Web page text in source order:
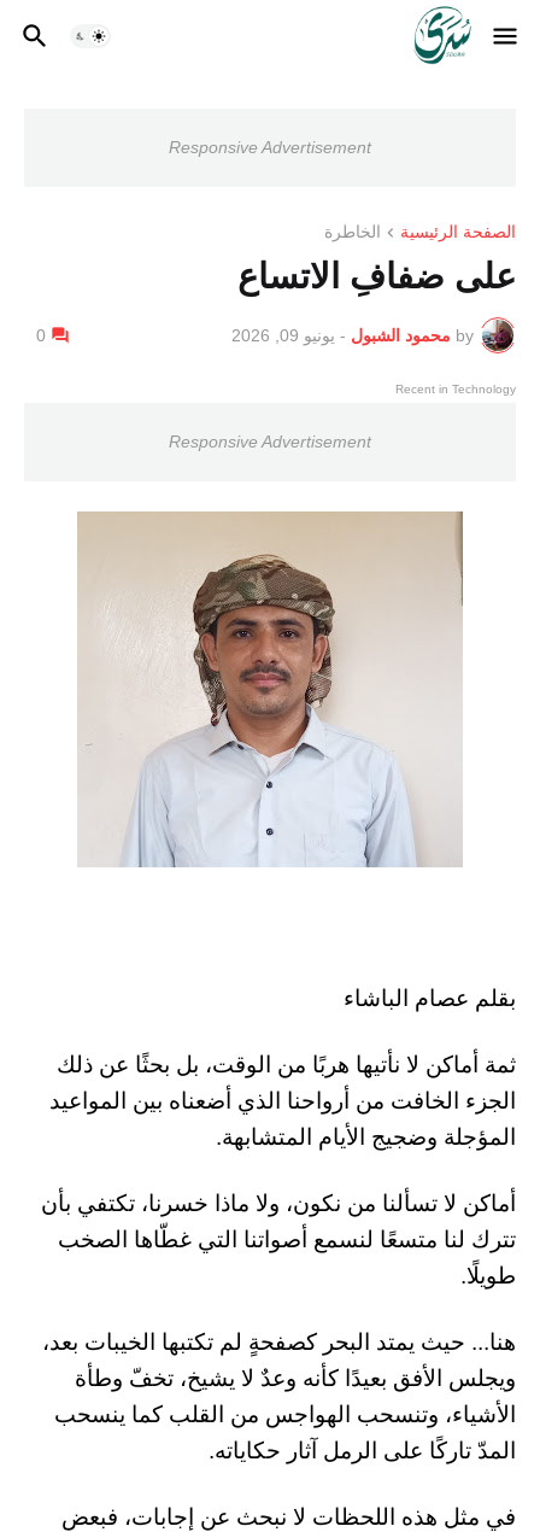
Responsive Advertisement
الصفحة الرئيسية الخاطرة
على ضفافِ الاتساع
by محمود الشبول - يونيو 09, 2026 0
Recent in Technology
Responsive Advertisement
بقلم عصام الباشاء
ثمة أماكن لا نأتيها هربًا من الوقت، بل بحثًا عن ذلك
الجزء الخافت من أرواحنا الذي أضعناه بين المواعيد
المؤجلة وضجيج الأيام المتشابهة.
أماكن لا تسألنا من نكون، ولا ماذا خسرنا، تكتفي بأن
تترك لنا متسعًا لنسمع أصواتنا التي غطّاها الصخب
طويلًا.
هنا... حيث يمتد البحر كصفحةٍ لم تكتبها الخيبات بعد،
ويجلس الأفق بعيدًا كأنه وعدٌ لا يشيخ، تخفّ وطأة
الأشياء، وتنسحب الهواجس من القلب كما ينسحب
المدّ تاركًا على الرمل آثار حكاياته.
في مثل هذه اللحظات لا نبحث عن إجابات، فبعض